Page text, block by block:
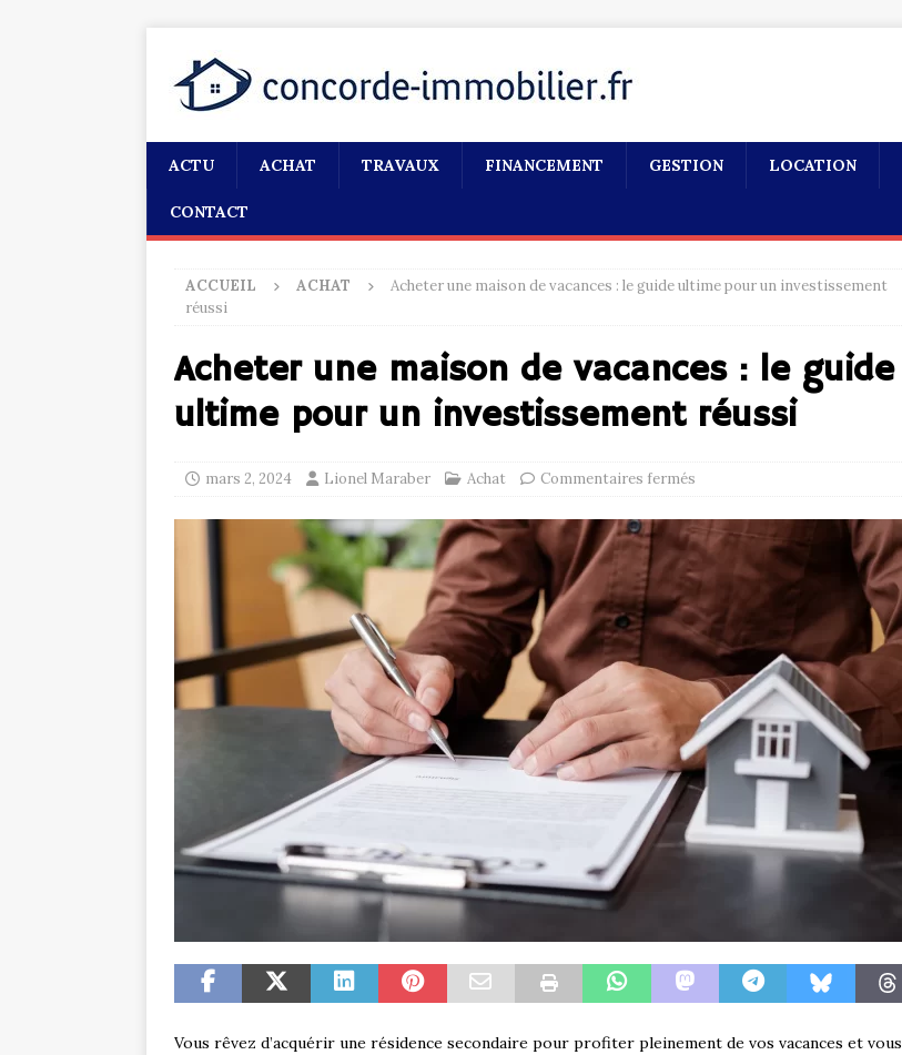
ACTU ACHAT TRAVAUX FINANCEMENT GESTION LOCATION
CONTACT
ACCUEIL ACHAT
Acheter une maison de vacances : le guide ultime pour un investissement
réussi
Acheter une maison de vacances : le guide
ultime pour un investissement réussi
mars 2, 2024 Lionel Maraber Achat Commentaires fermés
Vous rêvez d’acquérir une résidence secondaire pour profiter pleinement de vos vacances et vous